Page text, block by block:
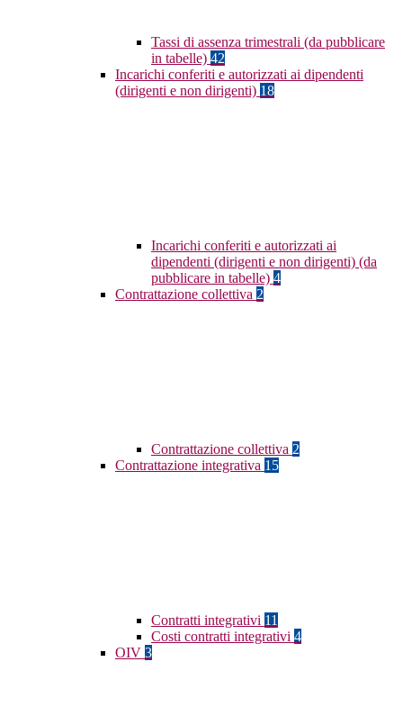
Tassi di assenza trimestrali (da pubblicare
in tabelle) 42
Incarichi conferiti e autorizzati ai dipendenti
(dirigenti e non dirigenti) 18
Incarichi conferiti e autorizzati ai
dipendenti (dirigenti e non dirigenti) (da
pubblicare in tabelle) 4
Contrattazione collettiva 2
Contrattazione collettiva 2
Contrattazione integrativa 15
Contratti integrativi 11
Costi contratti integrativi 4
OIV 3